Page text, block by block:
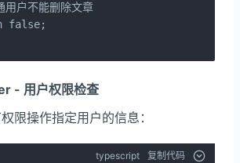
户不能删除文章
false;
- 用户权限检查
限操作指定用户的信息：
typescript 复制代码